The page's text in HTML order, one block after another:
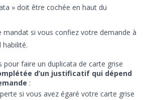
» doit être cochée en haut du
mandat si vous confiez votre demande à
habilité.
pour faire un duplicata de carte grise
d’un justificatif qui dépend
:
si vous avez égaré votre carte grise